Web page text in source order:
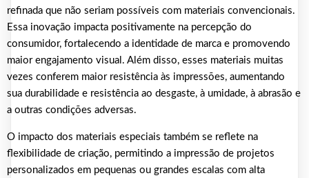
refinada que não seriam possíveis com materiais convencionais.
Essa inovação impacta positivamente na percepção do
consumidor, fortalecendo a identidade de marca e promovendo
maior engajamento visual. Além disso, esses materiais muitas
vezes conferem maior resistência às impressões, aumentando
sua durabilidade e resistência ao desgaste, à umidade, à abrasão e
a outras condições adversas.
O impacto dos materiais especiais também se reflete na
flexibilidade de criação, permitindo a impressão de projetos
personalizados em pequenas ou grandes escalas com alta